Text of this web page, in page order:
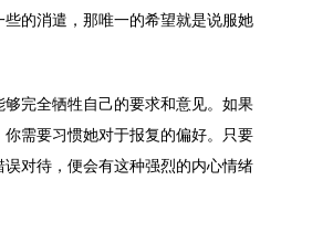
的消遣，那唯一的希望就是说服她
完全牺牲自己的要求和意见。如果
需要习惯她对于报复的偏好。只要
对待，便会有这种强烈的内心情绪